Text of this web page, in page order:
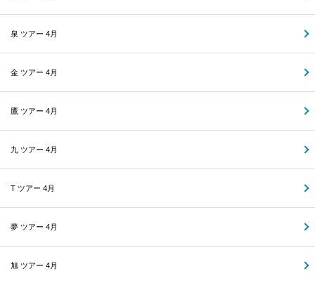
泉 ツアー 4月
金 ツアー 4月
鷹 ツアー 4月
九 ツアー 4月
T ツアー 4月
夢 ツアー 4月
旭 ツアー 4月